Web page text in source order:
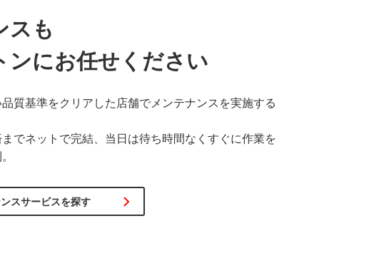
スも
ンにお任せください
質基準をクリアした店舗でメンテナンスを実施する
でネットで完結、当日は待ち時間なくすぐに作業を
スサービスを探す